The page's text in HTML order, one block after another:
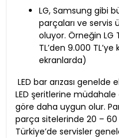
LG, Samsung gibi
parçaları ve servis
oluyor. Örneğin LG
TL’den 9.000
ekranlarda)
LED bar arızası
LED şeritlerine
göre daha uygun olur.
parça sitelerinde 20 – 60
Türkiye’de servisler